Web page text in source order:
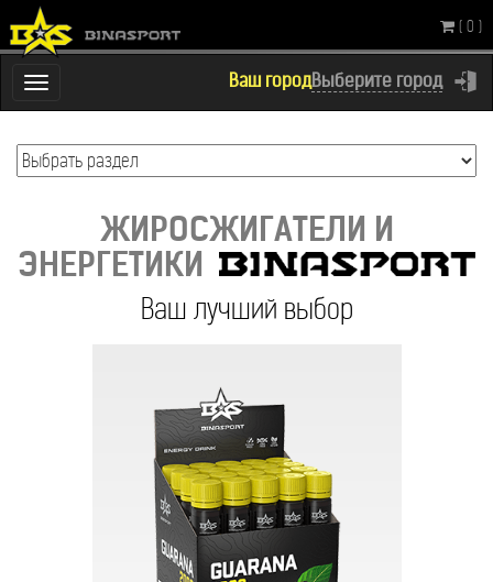
Ваш городВыберите город
( 0 )
Переключатель
навигации
ЭНЕРГЕТИКИ
Ваш лучший выбор